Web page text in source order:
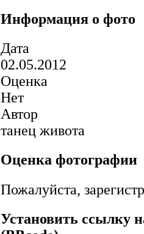
Информация о фото
Дата
02.05.2012
Оценка
Нет
Автор
танец живота
Оценка фотографии
Пожалуйста,
Установить ссылку